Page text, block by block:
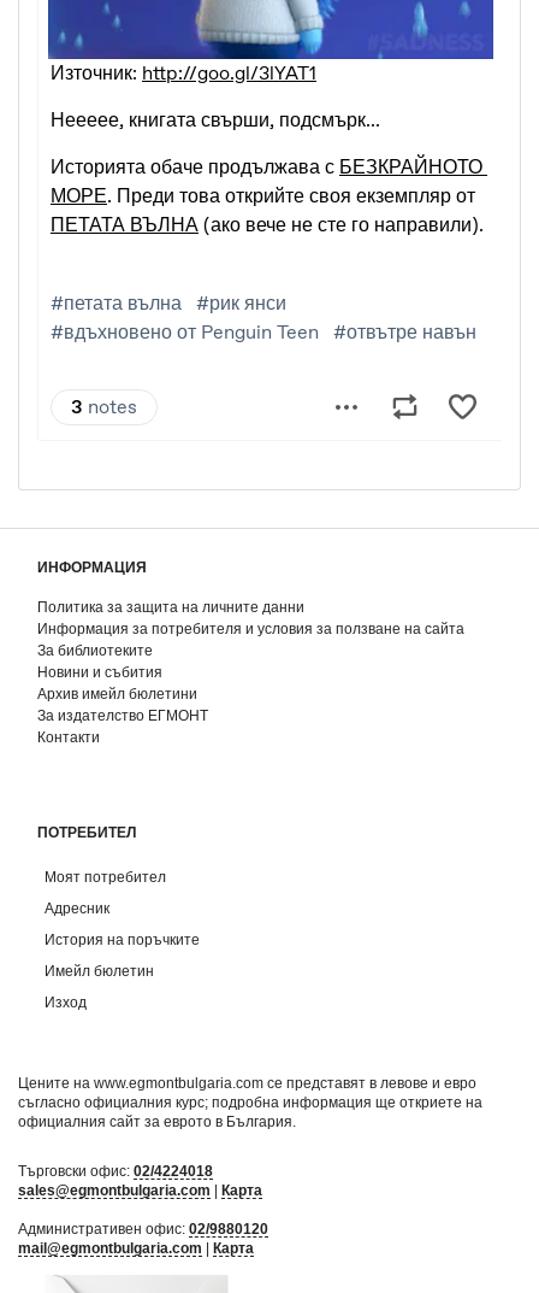
ИНФОРМАЦИЯ
Политика за защита на личните данни
Информация за потребителя и условия за ползване на сайта
За библиотеките
Новини и събития
Архив имейл бюлетини
За издателство ЕГМОНТ
Контакти
ПОТРЕБИТЕЛ
Моят потребител
Адресник
История на поръчките
Имейл бюлетин
Изход
Цените на www.egmontbulgaria.com се представят в левове и евро
съгласно официалния курс; подробна информация ще откриете на
официалния сайт за еврото в България
Търговски офис: 02/4224018
sales@egmontbulgaria.com | Карта
Административен офис: 02/9880120
mail@egmontbulgaria.com | Карта